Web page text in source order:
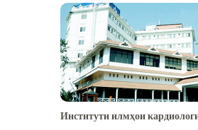
Институти илмҳои